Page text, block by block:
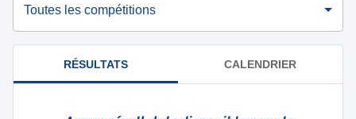
Toutes les compétitions
RÉSULTATS CALENDRIER